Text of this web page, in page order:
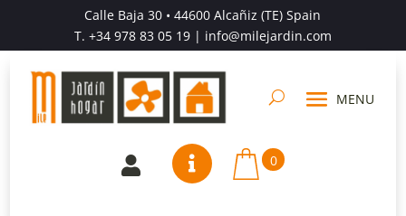
Calle Baja 30 • 44600 Alcañiz (TE) Spain
T. +34 978 83 05 19| info@milejardin.com
  0